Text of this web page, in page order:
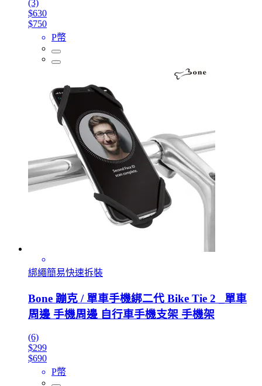
(3)
$630
$750
P幣
綁繩簡易快速拆裝
Bone 蹦克 / 單車手機綁二代 Bike Tie 2 _單車
周邊 手機周邊 自行車手機支架 手機架
(6)
$299
$690
P幣